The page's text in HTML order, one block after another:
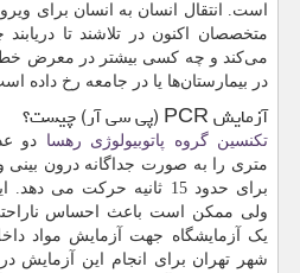
است. انتقال انسان به انسان برای
متخصصان اکنون در تلاشند تا
می‌کند و چه کسی بیشتر در معرض خطر
در بیمارستان‌ها یا در جامعه رخ داده
آزمایشPCR (پی سی آر) چیست؟
تکنسین گروه پاتوبیولوژی رهسا
متری را به صورت جداگانه درون بینی
برای حدود 15 ثانیه حرکت
ولی ممکن است باعث احساس
یک آزمایشگاه جهت آزمایش مواد
شهر تهران برای انجام این